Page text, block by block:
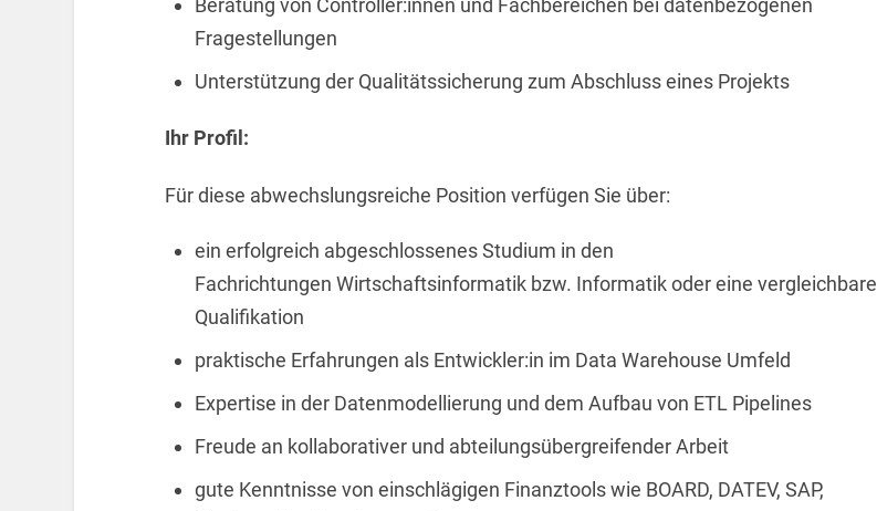
Beratung von Controller:innen und Fachbereichen bei datenbezogenen
Fragestellungen
Unterstützung der Qualitätssicherung zum Abschluss eines Projekts
Ihr Profil:
Für diese abwechslungsreiche Position verfügen Sie über:
ein erfolgreich abgeschlossenes Studium in den
Fachrichtungen Wirtschaftsinformatik bzw. Informatik oder eine vergleichbare
Qualifikation
praktische Erfahrungen als Entwickler:in im Data Warehouse Umfeld
Expertise in der Datenmodellierung und dem Aufbau von ETL Pipelines
Freude an kollaborativer und abteilungsübergreifender Arbeit
gute Kenntnisse von einschlägigen Finanztools wie BOARD, DATEV, SAP,